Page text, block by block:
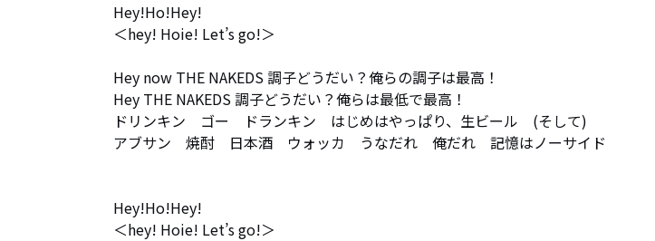
Hey!Ho!Hey!
＜hey! Hoie! Let’s go!＞
Hey now THE NAKEDS 調子どうだい？俺らの調子は最高！
Hey THE NAKEDS 調子どうだい？俺らは最低で最高！
ドリンキン　ゴー　ドランキン　はじめはやっぱり、生ビール　(そして)
アブサン　焼酎　日本酒　ウォッカ　うなだれ　俺だれ　記憶はノーサイド
Hey!Ho!Hey!
＜hey! Hoie! Let’s go!＞